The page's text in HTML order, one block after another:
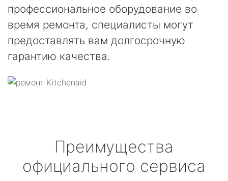
профессиональное оборудование во
время ремонта, специалисты могут
предоставлять вам долгосрочную
гарантию качества.
Преимущества
официального сервиса